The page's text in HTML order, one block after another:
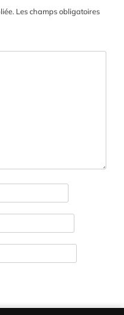
Les champs obligatoires